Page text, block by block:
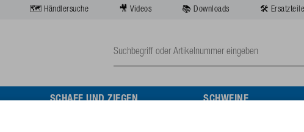
🗺️ Händlersuche 🎥 Videos 📚 Downloads 🛠️ Ersatzteile
SCHAFE UND ZIEGEN SCHWEINE